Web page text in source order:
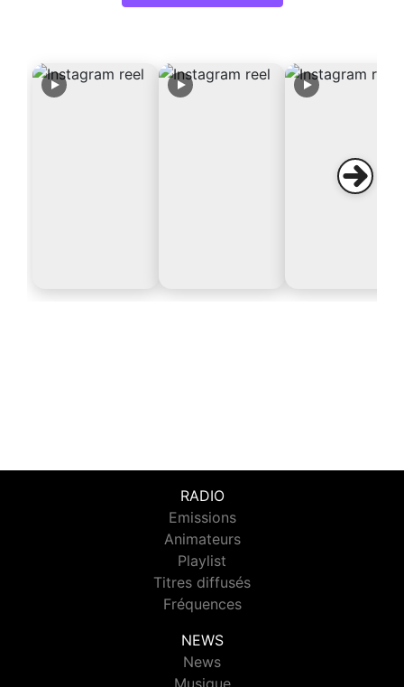
RADIO
Emissions
Animateurs
Playlist
Titres diffusés
Fréquences
NEWS
News